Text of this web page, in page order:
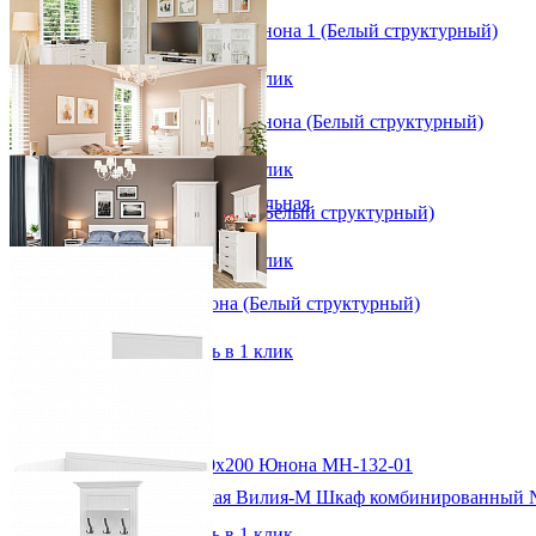
Прихожая
Вешалки напольные
Вешалки настенные
Газетница
Зеркала для прихожей
Ключницы
Консоли
Наборы в прихожую
Обувницы
Прихожая Вилия-М модульная
Скамьи и банкетки
Тумбы и комоды
Шкафы для прихожей
Модульная прихожая Вилия-М Шкаф комбинированный
99 696 ₽
Набор мебели для гостиной Юнона 1 (Белый структурный)
от 179 376 ₽
В корзину
Быстро купить в 1 клик
Набор мебели для гостиной Юнона (Белый структурный)
от 152 986 ₽
В корзину
Быстро купить в 1 клик
Спальный гарнитур Юнона 1 (Белый структурный)
от 205 074 ₽
Быстро купить в 1 клик
Спальный гарнитур Юнона (Белый структурный)
Быстро купить в 1 клик
Двуспальная кровать 160х200 Юнона МН-132-01
от 42 469 ₽
171х100х205 см